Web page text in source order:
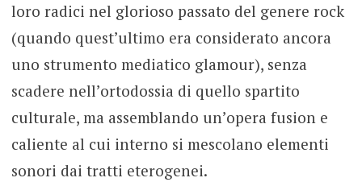
loro radici nel glorioso passato del genere rock
(quando quest’ultimo era considerato ancora
uno strumento mediatico glamour), senza
scadere nell’ortodossia di quello spartito
culturale, ma assemblando un’opera fusion e
caliente al cui interno si mescolano elementi
sonori dai tratti eterogenei.